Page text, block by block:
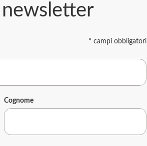
* campi obbligatori
Cognome